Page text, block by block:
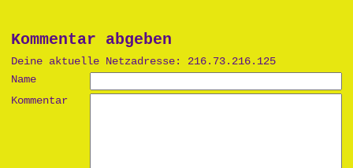
Kommentar abgeben
Deine aktuelle Netzadresse: 216.73.216.125
Name
Kommentar